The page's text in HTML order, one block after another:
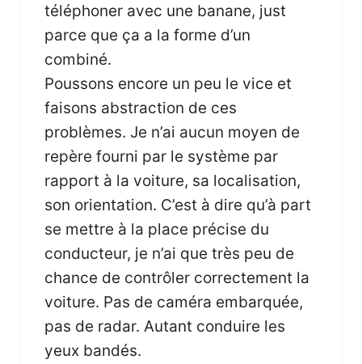
téléphoner avec une banane, just
parce que ça a la forme d’un
combiné.
Poussons encore un peu le vice et
faisons abstraction de ces
problèmes. Je n’ai aucun moyen de
repère fourni par le système par
rapport à la voiture, sa localisation,
son orientation. C’est à dire qu’à part
se mettre à la place précise du
conducteur, je n’ai que très peu de
chance de contrôler correctement la
voiture. Pas de caméra embarquée,
pas de radar. Autant conduire les
yeux bandés.